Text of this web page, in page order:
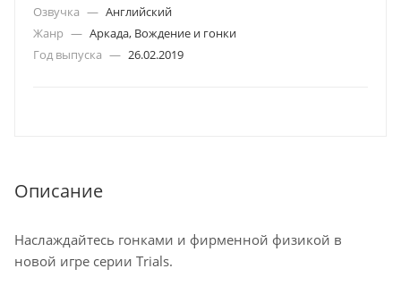
Озвучка — Английский
Жанр — Аркада, Вождение и гонки
Год выпуска — 26.02.2019
Описание
Наслаждайтесь гонками и фирменной физикой в
новой игре серии Trials.